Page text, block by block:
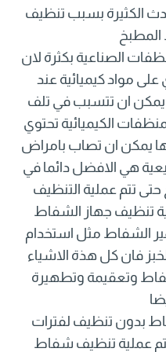
الكثيرة بسبب تنظيف
الصناعية بكثرة لان
مواد كيميائية عند
يمكن ان تتسبب في تلف
الكيميائية تحتوي
يمكن ان تصاب بامراض
هي الافضل دائما في
تتم عملية التنظيف
تنظيف جهاز الشفاط
الشفاط مثل استخدام
فان كل هذة الاشياء
وتعقيمة وتطهيرة
بدون تنظيف لفترات
عملية تنظيف شفاط